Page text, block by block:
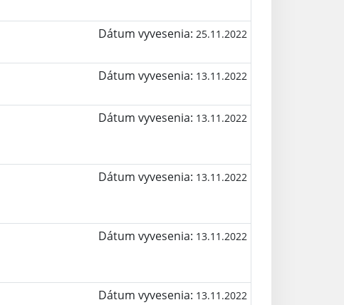
Dátum vyvesenia: 25.11.2022
Dátum vyvesenia: 13.11.2022
Dátum vyvesenia: 13.11.2022
Dátum vyvesenia: 13.11.2022
Dátum vyvesenia: 13.11.2022
Dátum vyvesenia: 13.11.2022